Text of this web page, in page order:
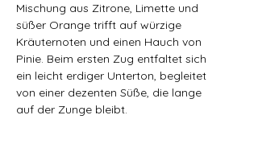
Mischung aus Zitrone, Limette und
süßer Orange trifft auf würzige
Kräuternoten und einen Hauch von
Pinie. Beim ersten Zug entfaltet sich
ein leicht erdiger Unterton, begleitet
von einer dezenten Süße, die lange
auf der Zunge bleibt.